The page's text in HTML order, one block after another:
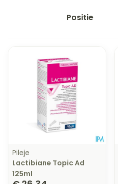
Sorteer op:
Pileje
Lactibiane Topic Ad
125ml